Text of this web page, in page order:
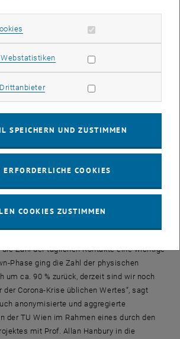
Tracing
mit Hilfe einer mobilen App einen
damit keine weiteren Personen angesteckt
zur typischen Reaktionszeit gehen wir
Welle zu verringern.“
achten
Zahl der täglichen Kontakte eine wichtige
-Phase ging die Zahl der physischen
um ca. 90 % zurück, derzeit sind wir noch
der Corona-Krise üblichen Wertes“, sagt
anonymisierte und aggregierte
der TU Wien im Rahmen eines durch den
mit Prof. Allan Hanbury in die
Erforderliche Cookies zulassen
Statistik Cookies zulassen
Marketing Cookies zulassen
SPEICHERN UND ZUSTIMMEN
ERFORDERLICHE COOKIES
COOKIES ZUSTIMMEN